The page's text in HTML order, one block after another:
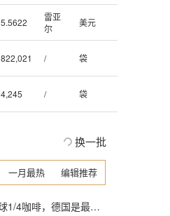
5.5622
雷亚
尔
美元
822,021 / 袋
4,245 / 袋
换一批
一月最热 编辑推荐
欧洲咖啡报告：消费全球1/4咖啡，德国是最大进口国，意大利在烘焙咖啡生产中领先